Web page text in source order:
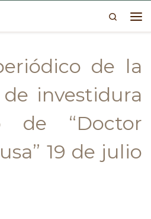
Search
de la
investidura
de “Doctor
19 de julio